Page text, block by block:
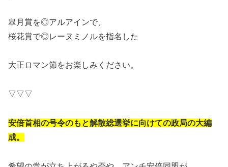
皐月賞を◎アルアインで、
桜花賞で◎レーヌミノルを指名した
大正ロマン節をお楽しみください。
▽▽▽
安倍首相の号令のもと解散総選挙に向けての政局の大編
成。